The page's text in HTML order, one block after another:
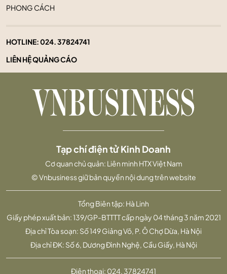
PHONG CÁCH
HOTLINE:024. 37824741
LIÊN HỆ QUẢNG CÁO
Tổng Biên tập: Hà Linh
Giấy phép xuất bản: 139/GP-BTTTT cấp ngày 04 tháng 3 năm 2021
Địa chỉ Tòa soạn: Số 149 Giảng Võ, P. Ô Chợ Dừa, Hà Nội
Địa chỉ ĐK: Số 6, Dương Đình Nghệ, Cầu Giấy, Hà Nội
Tạp chí điện tử Kinh Doanh
Cơ quan chủ quản: Liên minh HTX Việt Nam
© Vnbusiness giữ bản quyền nội dung trên website
Điện thoại: 024. 37824741